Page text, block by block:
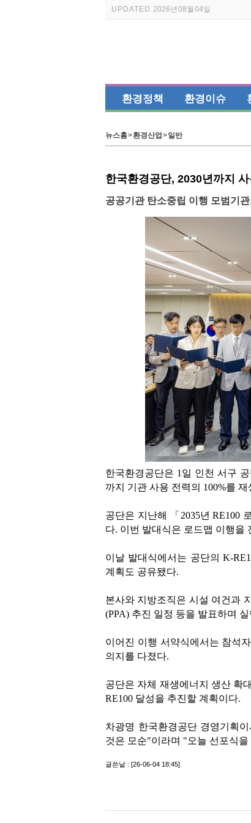
UPDATED.2026년 08월 04일
환경정책 환경이슈
뉴스홈>환경산업 >일반